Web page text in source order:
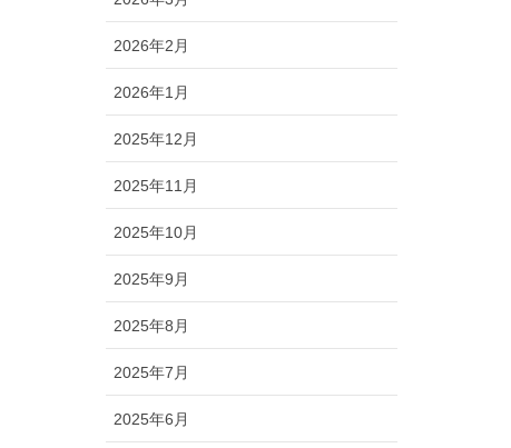
2026年2月
2026年1月
2025年12月
2025年11月
2025年10月
2025年9月
2025年8月
2025年7月
2025年6月